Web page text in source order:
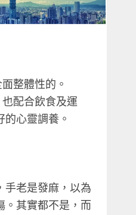
整體性的。
配合飲食及運
心靈調養。
手老是發麻，以為
其實都不是，而